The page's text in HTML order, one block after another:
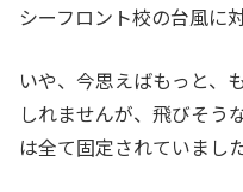
シーフロント校の台風に
いや、今思えばもっと、
しれませんが、飛びそう
は全て固定されていました